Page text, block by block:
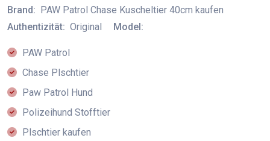
Brand:
PAW Patrol Chase Kuscheltier 40cm kaufen
Authentizität: Original Model:
PAW Patrol
Chase Plschtier
Paw Patrol Hund
Polizeihund Stofftier
Plschtier kaufen